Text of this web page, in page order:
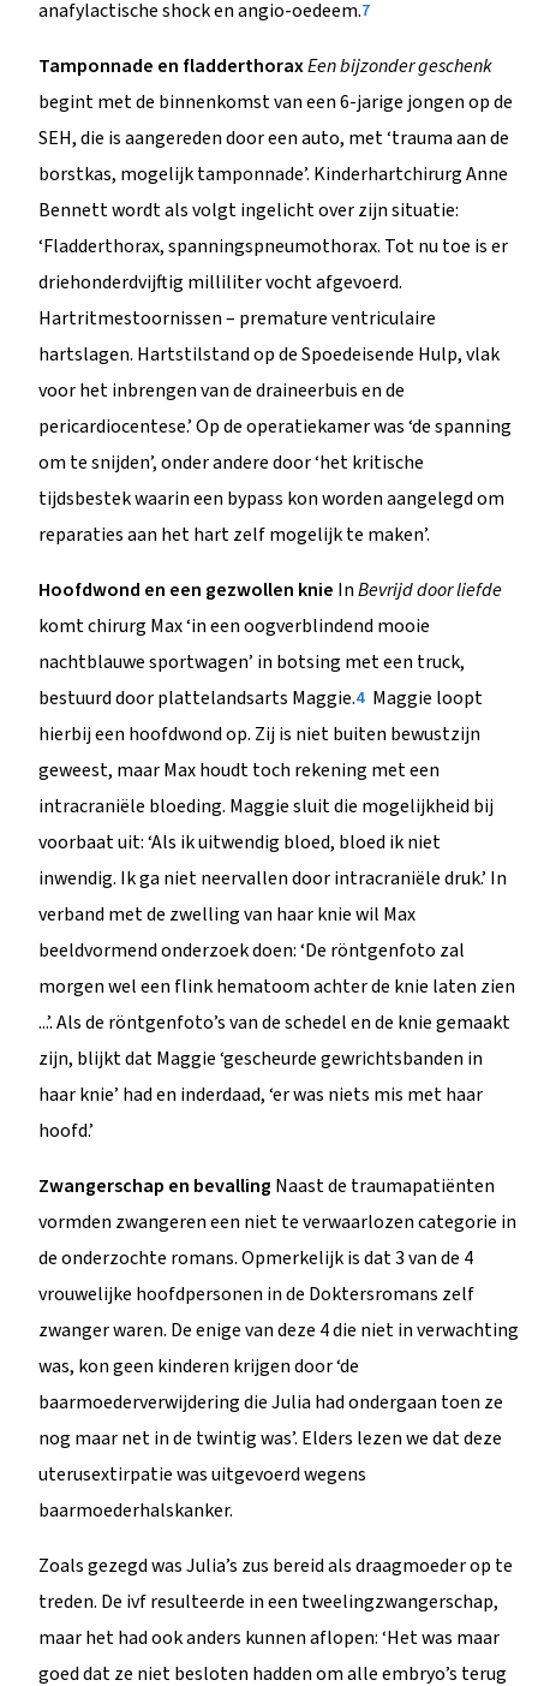
anafylactische shock en angio-oedeem.7
Tamponnade en fladderthoraxEen bijzonder geschenk
begint met de binnenkomst van een 6-jarige jongen op de
SEH, die is aangereden door een auto, met ‘trauma aan de
borstkas, mogelijk tamponnade’. Kinderhartchirurg Anne
Bennett wordt als volgt ingelicht over zijn situatie:
‘Fladderthorax, spanningspneumothorax. Tot nu toe is er
driehonderdvijftig milliliter vocht afgevoerd.
Hartritmestoornissen – premature ventriculaire
hartslagen. Hartstilstand op de Spoedeisende Hulp, vlak
voor het inbrengen van de draineerbuis en de
pericardiocentese.’ Op de operatiekamer was ‘de spanning
om te snijden’, onder andere door ‘het kritische
tijdsbestek waarin een bypass kon worden aangelegd om
reparaties aan het hart zelf mogelijk te maken’.
Hoofdwond en een gezwollen knie InBevrijd door liefde
komt chirurg Max ‘in een oogverblindend mooie
nachtblauwe sportwagen’ in botsing met een truck,
bestuurd door plattelandsarts Maggie.4 Maggie loopt
hierbij een hoofdwond op. Zij is niet buiten bewustzijn
geweest, maar Max houdt toch rekening met een
intracraniële bloeding. Maggie sluit die mogelijkheid bij
voorbaat uit: ‘Als ik uitwendig bloed, bloed ik niet
inwendig. Ik ga niet neervallen door intracraniële druk.’ In
verband met de zwelling van haar knie wil Max
beeldvormend onderzoek doen: ‘De röntgenfoto zal
morgen wel een flink hematoom achter de knie laten zien
...’. Als de röntgenfoto’s van de schedel en de knie gemaakt
zijn, blijkt dat Maggie ‘gescheurde gewrichtsbanden in
haar knie’ had en inderdaad, ‘er was niets mis met haar
hoofd.’
Zwangerschap en bevalling Naast de traumapatiënten
vormden zwangeren een niet te verwaarlozen categorie in
de onderzochte romans. Opmerkelijk is dat 3 van de 4
vrouwelijke hoofdpersonen in de Doktersromans zelf
zwanger waren. De enige van deze 4 die niet in verwachting
was, kon geen kinderen krijgen door ‘de
baarmoederverwijdering die Julia had ondergaan toen ze
nog maar net in de twintig was’. Elders lezen we dat deze
uterusextirpatie was uitgevoerd wegens
baarmoederhalskanker.
Zoals gezegd was Julia’s zus bereid als draagmoeder op te
treden. De ivf resulteerde in een tweelingzwangerschap,
maar het had ook anders kunnen aflopen: ‘Het was maar
goed dat ze niet besloten hadden om alle embryo’s terug